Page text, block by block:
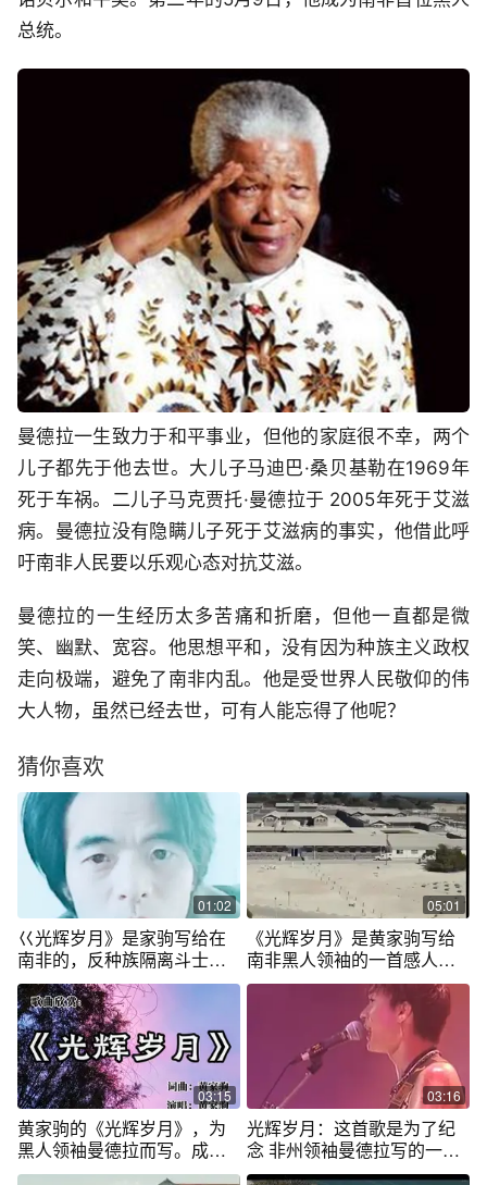
总统。
曼德拉一生致力于和平事业，但他的家庭很不幸，两个
儿子都先于他去世。大儿子马迪巴·桑贝基勒在1969年
死于车祸。二儿子马克贾托·曼德拉于 2005年死于艾滋
病。曼德拉没有隐瞒儿子死于艾滋病的事实，他借此呼
吁南非人民要以乐观心态对抗艾滋。
曼德拉的一生经历太多苦痛和折磨，但他一直都是微
笑、幽默、宽容。他思想平和，没有因为种族主义政权
走向极端，避免了南非内乱。他是受世界人民敬仰的伟
大人物，虽然已经去世，可有人能忘得了他呢？
猜你喜欢
01:02
巜光辉岁月》是家驹写给在
南非的，反种族隔离斗士，
曼德拉写的歌
05:01
《光辉岁月》是黄家驹写给
南非黑人领袖的一首感人至
深的作品
03:15
黄家驹的《光辉岁月》，为
黑人领袖曼德拉而写。成为
华语世界经典
03:16
光辉岁月：这首歌是为了纪
念 非州领袖曼德拉写的一首
经典歌曲